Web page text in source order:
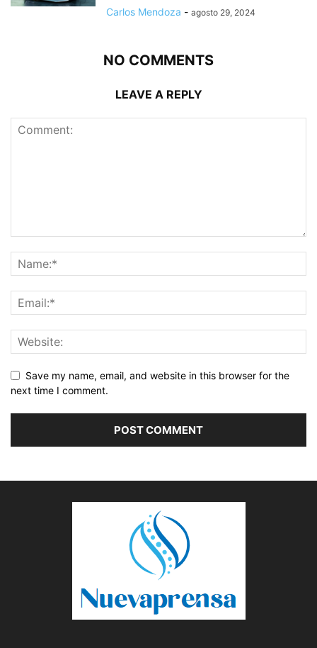
Carlos Mendoza - agosto 29, 2024
NO COMMENTS
LEAVE A REPLY
Save my name, email, and website in this browser for the
next time I comment.